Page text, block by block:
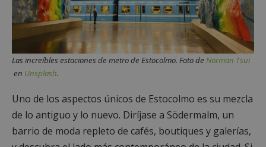
Las increíbles estaciones de metro de Estocolmo. Foto de Norman Tsui
en Unsplash.
Uno de los aspectos únicos de Estocolmo es su mezcla
de lo antiguo y lo nuevo. Diríjase a Södermalm, un
barrio de moda repleto de cafés, boutiques y galerías,